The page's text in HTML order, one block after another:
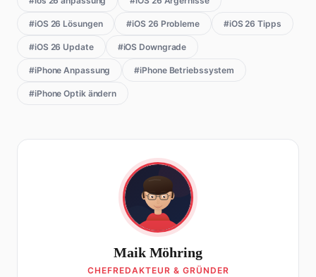
#iOS 26 Lösungen #iOS 26 Probleme #iOS 26 Tipps
#iOS 26 Update #iOS Downgrade
#iPhone Anpassung #iPhone Betriebssystem
#iPhone Optik ändern
Maik Möhring
CHEFREDAKTEUR & GRÜNDER